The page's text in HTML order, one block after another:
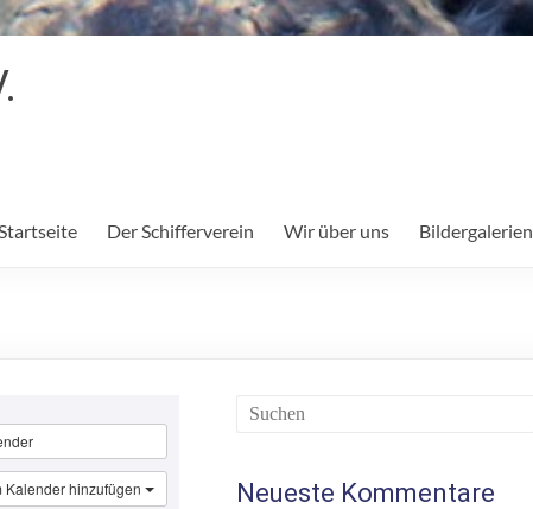
Der Schifferverein Wir über uns Bildergalerien
Kalender hinzufügen Neueste Kommentare